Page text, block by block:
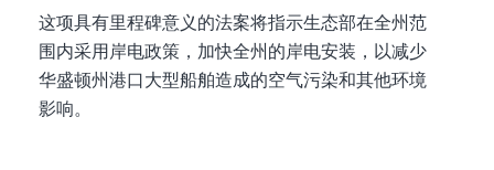
这项具有里程碑意义的法案将指示生态部在全州范
围内采用岸电政策，加快全州的岸电安装，以减少
华盛顿州港口大型船舶造成的空气污染和其他环境
影响。